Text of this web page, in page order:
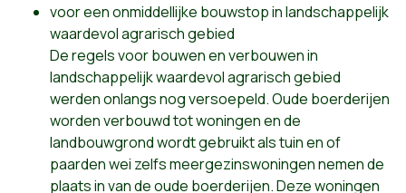
voor een onmiddellijke bouwstop in landschappelijk
waardevol agrarisch gebied
De regels voor bouwen en verbouwen in
landschappelijk waardevol agrarisch gebied
werden onlangs nog versoepeld. Oude boerderijen
worden verbouwd tot woningen en de
landbouwgrond wordt gebruikt als tuin en of
paarden wei zelfs meergezinswoningen nemen de
plaats in van de oude boerderijen. Deze woningen